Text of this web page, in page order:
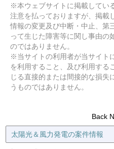
※本ウェブサイトに掲載してい
注意を払っておりますが、掲載
情報の変更及び中断・中止、第
って生じた障害等に関し事由の
のではありません。
※当サイトの利用者が当サイト
を利用すること、及び利用する
じる直接的または間接的な損失
うものではありません。
Back
太陽光＆風力発電の案件情報